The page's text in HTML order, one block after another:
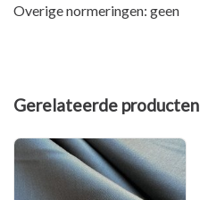
Overige normeringen: geen
Gerelateerde producten